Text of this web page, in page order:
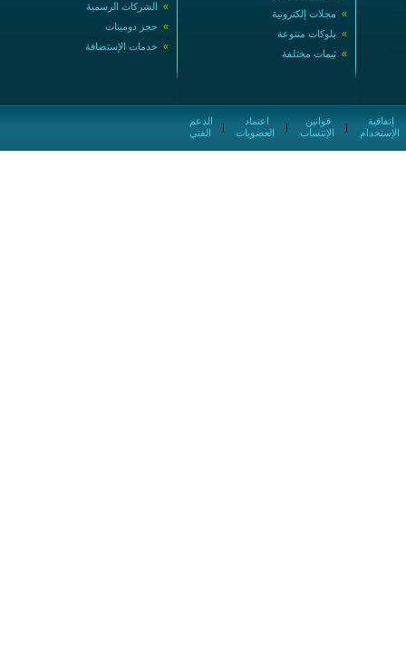
» الشركات الرسمية
» حجز دومينات
» خدمات الإستضافة
» مجلات إلكترونية
» بلوكات متنوعة
» ثيمات مختلفة
الفني
|
العضويات
|
الإنتساب
|
الإستخدام